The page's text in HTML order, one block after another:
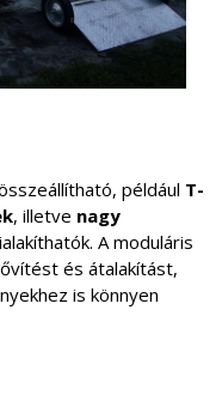
például T-
, illetve nagy
A moduláris
és átalakítást,
is könnyen